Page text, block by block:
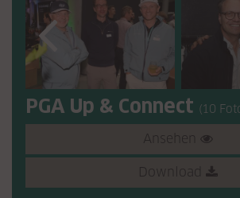
PGA Up & Connect (10
Ansehen
Download